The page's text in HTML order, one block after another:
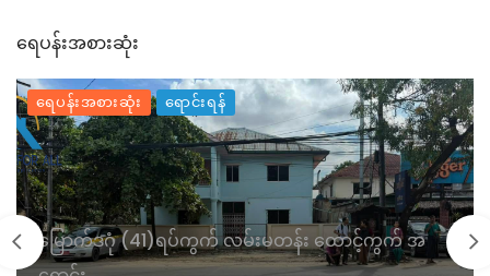
ရေပန်းအစားဆုံး
ရေပန်းအစားဆုံး ရောင်းရန်